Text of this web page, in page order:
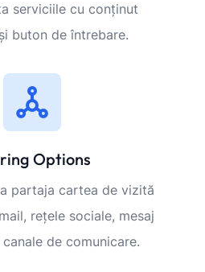
serviciile cu conținut
buton de întrebare.
Options
partaja cartea de vizită
rețele sociale, mesaj
de comunicare.